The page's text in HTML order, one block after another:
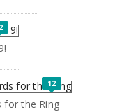
12
for the Ring